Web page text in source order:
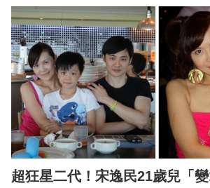
超狂星二代！宋逸民21歲兒「